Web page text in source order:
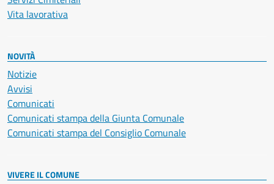
Vita lavorativa
NOVITÀ
Notizie
Avvisi
Comunicati
Comunicati stampa della Giunta Comunale
Comunicati stampa del Consiglio Comunale
VIVERE IL COMUNE